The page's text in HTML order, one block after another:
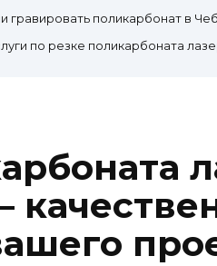
гравировать поликарбонат в
по резке поликарбоната